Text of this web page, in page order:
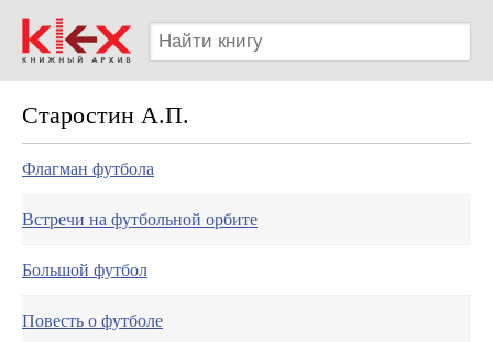
Старостин А.П.
Флагман футбола
Встречи на футбольной орбите
Большой футбол
Повесть о футболе